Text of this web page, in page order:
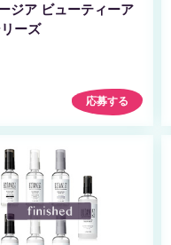
ジア ビューティーア
ーズ
応募する